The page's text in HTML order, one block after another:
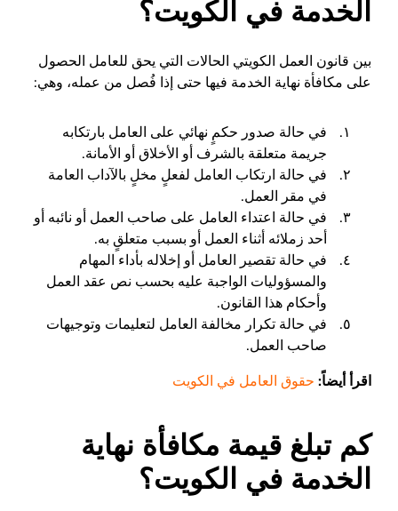
الخدمة في الكويت؟
بين قانون العمل الكويتي الحالات التي يحق للعامل الحصول
على مكافأة نهاية الخدمة فيها حتى إذا فُصل من عمله، وهي:
في حالة صدور حكمٍ نهائي على العامل بارتكابه
جريمة متعلقة بالشرف أو الأخلاق أو الأمانة.
في حالة ارتكاب العامل لفعلٍ مخلٍ بالآداب العامة
في مقر العمل.
في حالة اعتداء العامل على صاحب العمل أو نائبه أو
أحد زملائه أثناء العمل أو بسبب متعلقٍ به.
في حالة تقصير العامل أو إخلاله بأداء المهام
والمسؤوليات الواجبة عليه بحسب نص عقد العمل
وأحكام هذا القانون.
في حالة تكرار مخالفة العامل لتعليمات وتوجيهات
صاحب العمل.
اقرأ أيضاً: حقوق العامل في الكويت
كم تبلغ قيمة مكافأة نهاية
الخدمة في الكويت؟